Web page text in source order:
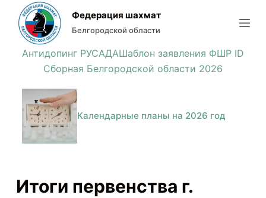
и
Федерация шахмат
Белгородской области
Антидопинг РУСАДАШаблон заявления ФШР ID
Сборная Белгородской области 2026
Календарные планы на 2026 год
Итоги первенства г.